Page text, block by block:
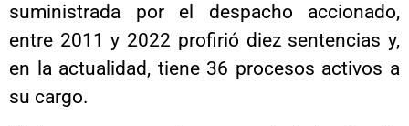
suministrada por el despacho accionado,
entre 2011 y 2022 profirió diez sentencias y,
en la actualidad, tiene 36 procesos activos a
su cargo.